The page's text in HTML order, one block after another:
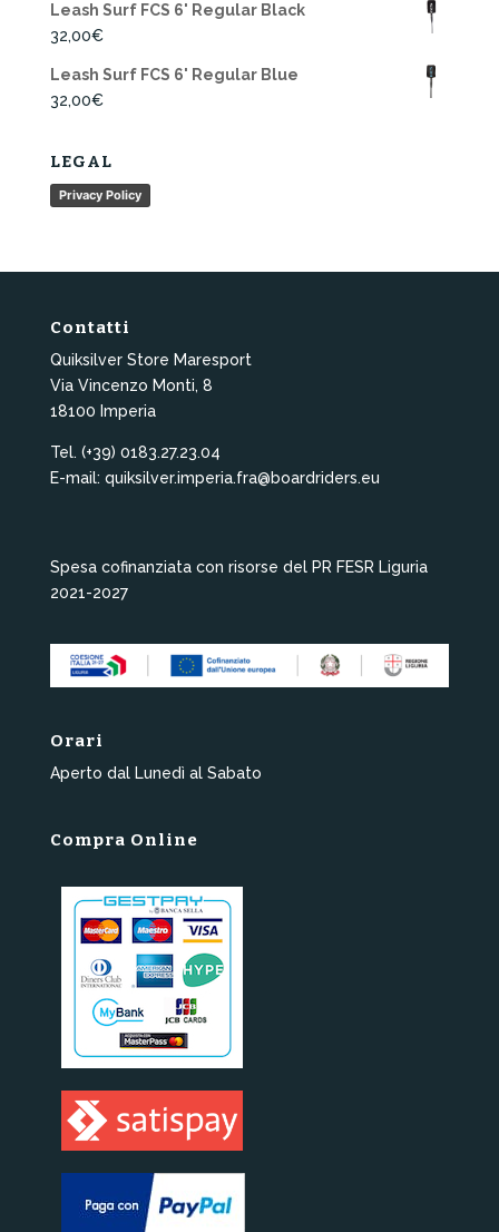
Leash Surf FCS 6' Regular Black
32,00€
Leash Surf FCS 6' Regular Blue
32,00€
LEGAL
Privacy Policy
Contatti
Quiksilver Store Maresport
Via Vincenzo Monti, 8
18100 Imperia
Tel. (+39) 0183.27.23.04
E-mail: quiksilver.imperia.fra@boardriders.eu
Spesa cofinanziata con risorse del PR FESR Liguria
2021-2027
Orari
Aperto dal Lunedì al Sabato
Compra Online